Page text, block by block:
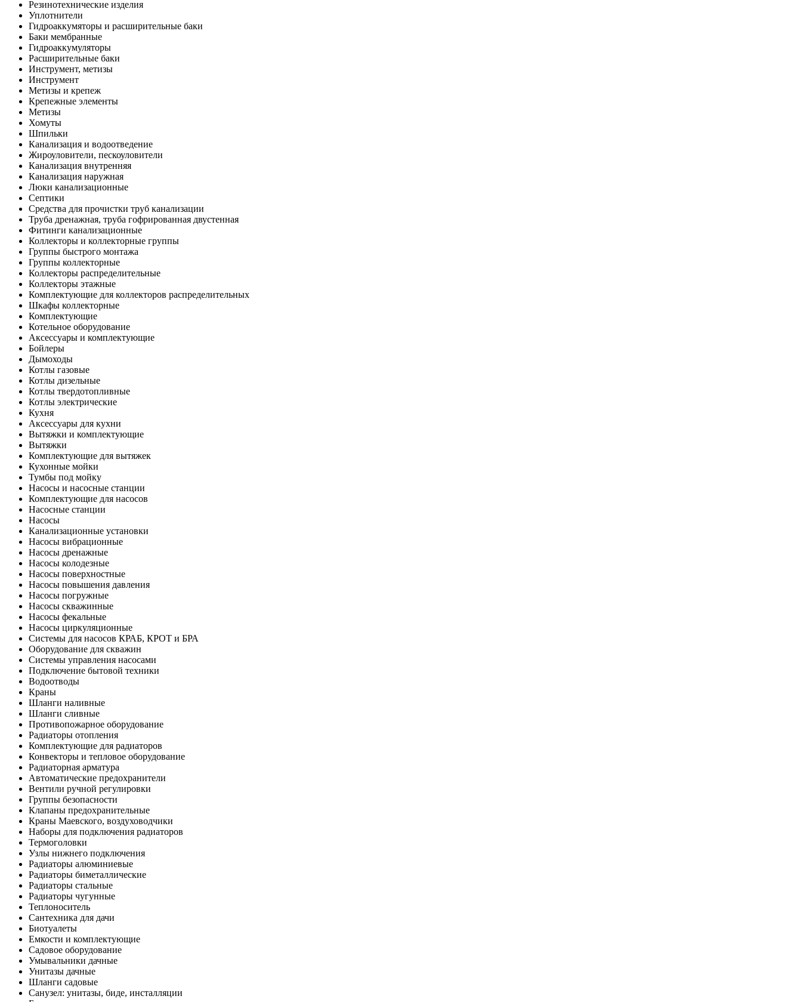
Резинотехнические изделия
Уплотнители
Гидроаккумяторы и расширительные баки
Баки мембранные
Гидроаккумуляторы
Расширительные баки
Инструмент, метизы
Инструмент
Метизы и крепеж
Крепежные элементы
Метизы
Хомуты
Шпильки
Канализация и водоотведение
Жироуловители, пескоуловители
Канализация внутренняя
Канализация наружная
Люки канализационные
Септики
Средства для прочистки труб канализации
Труба дренажная, труба гофрированная двустенная
Фитинги канализационные
Коллекторы и коллекторные группы
Группы быстрого монтажа
Группы коллекторные
Коллекторы распределительные
Коллекторы этажные
Комплектующие для коллекторов распределительных
Шкафы коллекторные
Комплектующие
Котельное оборудование
Аксессуары и комплектующие
Бойлеры
Дымоходы
Котлы газовые
Котлы дизельные
Котлы твердотопливные
Котлы электрические
Кухня
Аксессуары для кухни
Вытяжки и комплектующие
Вытяжки
Комплектующие для вытяжек
Кухонные мойки
Тумбы под мойку
Насосы и насосные станции
Комплектующие для насосов
Насосные станции
Насосы
Канализационные установки
Насосы вибрационные
Насосы дренажные
Насосы колодезные
Насосы поверхностные
Насосы повышения давления
Насосы погружные
Насосы скважинные
Насосы фекальные
Насосы циркуляционные
Системы для насосов КРАБ, КРОТ и БРА
Оборудование для скважин
Системы управления насосами
Подключение бытовой техники
Водоотводы
Краны
Шланги наливные
Шланги сливные
Противопожарное оборудование
Радиаторы отопления
Комплектующие для радиаторов
Конвекторы и тепловое оборудование
Радиаторная арматура
Автоматические предохранители
Вентили ручной регулировки
Группы безопасности
Клапаны предохранительные
Краны Маевского, воздуховодчики
Наборы для подключения радиаторов
Термоголовки
Узлы нижнего подключения
Радиаторы алюминиевые
Радиаторы биметаллические
Радиаторы стальные
Радиаторы чугунные
Теплоноситель
Сантехника для дачи
Биотуалеты
Емкости и комплектующие
Садовое оборудование
Умывальники дачные
Унитазы дачные
Шланги садовые
Санузел: унитазы, биде, инсталляции